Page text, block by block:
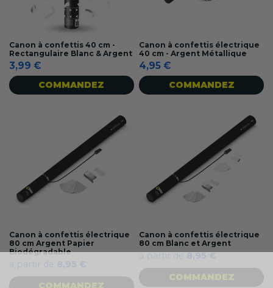
Canon à confettis 40 cm -
Rectangulaire Blanc & Argent
3,99 €
COMMANDEZ
Canon à confettis électrique
40 cm - Argent Métallique
4,95 €
COMMANDEZ
Canon à confettis électrique
80 cm Argent Papier
Biodégradable
à partir de 8,95 €
COMMANDEZ
Canon à confettis électrique
80 cm Blanc et Argent
à partir de8,95 €
COMMANDEZ